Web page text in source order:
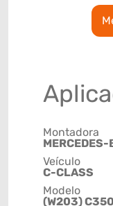
Montadora
MERCEDES-
Veículo
C-CLASS
Modelo
(W203) C350